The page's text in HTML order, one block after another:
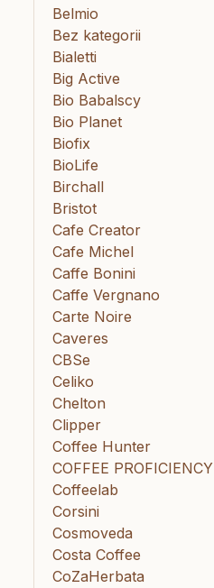
Belmio
Bez kategorii
Bialetti
Big Active
Bio Babalscy
Bio Planet
Biofix
BioLife
Birchall
Bristot
Cafe Creator
Cafe Michel
Caffe Bonini
Caffe Vergnano
Carte Noire
Caveres
CBSe
Celiko
Chelton
Clipper
Coffee Hunter
COFFEE PROFICIENCY
Coffeelab
Corsini
Cosmoveda
Costa Coffee
CoZaHerbata